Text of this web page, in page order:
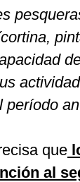
que
al